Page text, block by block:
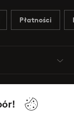
Płatności